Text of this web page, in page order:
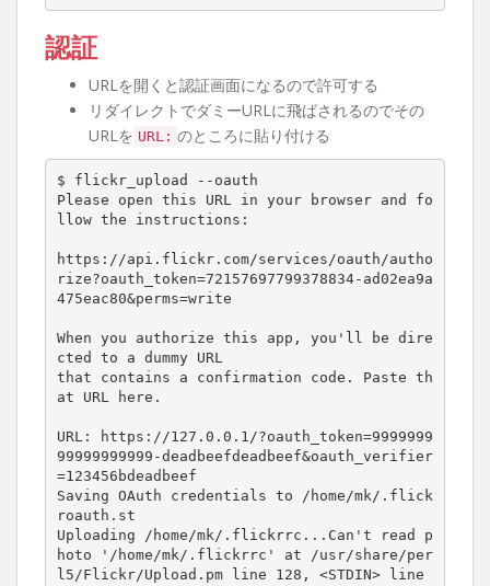
認証
URLを開くと認証画面になるので許可する
リダイレクトでダミーURLに飛ばされるのでその
URLを URL: のところに貼り付ける
$ flickr_upload --oauth
Please open this URL in your browser and fo
llow the instructions:
https://api.flickr.com/services/oauth/autho
rize?oauth_token=72157697799378834-ad02ea9a
475eac80&perms=write
When you authorize this app, you 'll be dire
cted to a dummy URL
that contains a confirmation code. Paste th
at URL here.
URL: https://127.0.0.1/?oauth_token=9999999
99999999999-deadbeefdeadbeef&oauth_verifier
=123456bdeadbeef
Saving OAuth credentials to /home/mk/.flick
roauth.st
Uploading /home/mk/.flickrrc...Can' t read p
hoto
'/home/mk/.flickrrc'
at /usr/share/per
l5/Flickr/Upload.pm line 128